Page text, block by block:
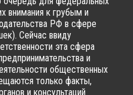
внимания к грубым и
РФ в сфере
Сейчас ввиду
эта сфера
и
общественных
только факты,
и консультаций